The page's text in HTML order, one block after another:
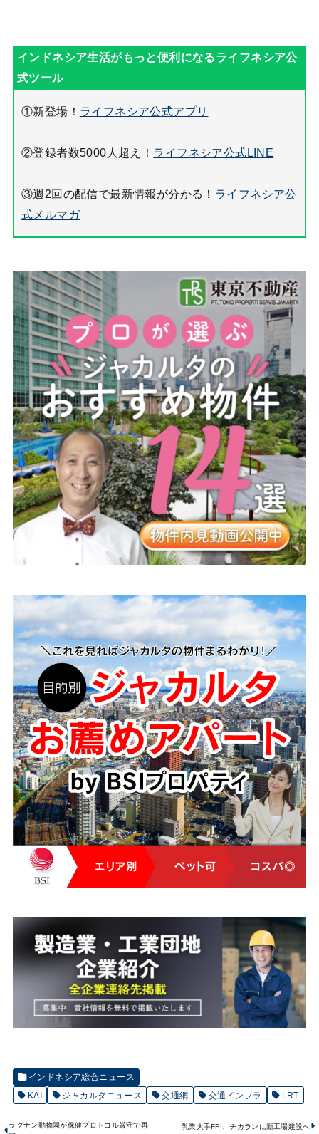
①新登場！ ライフネシア公式アプリ
②登録者数5000人超え！ ライフネシア公式LINE
③週2回の配信で最新情報が分かる！ ライフネシア公
式メルマガ
インドネシア総合ニュース
KAI
ジャカルタニュース 交通網 交通インフラ LRT
ラグナン動物園が保健プロトコル厳守で再
乳業大手FFI、チカランに新工場建設へ